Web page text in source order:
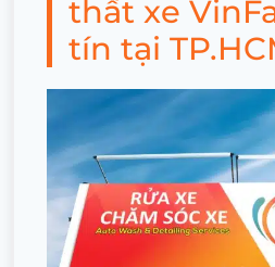
thất xe
tín tại